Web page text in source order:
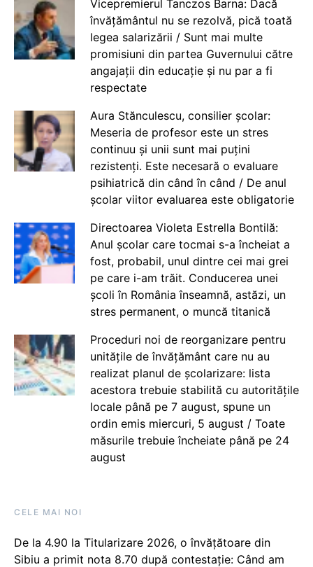
Vicepremierul Tanczos Barna: Dacă
învățământul nu se rezolvă, pică toată
legea salarizării / Sunt mai multe
promisiuni din partea Guvernului către
angajații din educație și nu par a fi
respectate
Aura Stănculescu, consilier școlar:
Meseria de profesor este un stres
continuu și unii sunt mai puțini
rezistenți. Este necesară o evaluare
psihiatrică din când în când / De anul
școlar viitor evaluarea este obligatorie
Directoarea Violeta Estrella Bontilă:
Anul școlar care tocmai s-a încheiat a
fost, probabil, unul dintre cei mai grei
pe care i-am trăit. Conducerea unei
școli în România înseamnă, astăzi, un
stres permanent, o muncă titanică
Proceduri noi de reorganizare pentru
unitățile de învățământ care nu au
realizat planul de școlarizare: lista
acestora trebuie stabilită cu autoritățile
locale până pe 7 august, spune un
ordin emis miercuri, 5 august / Toate
măsurile trebuie încheiate până pe 24
august
CELE MAI NOI
De la 4.90 la Titularizare 2026, o învățătoare din
Sibiu a primit nota 8.70 după contestație: Când am